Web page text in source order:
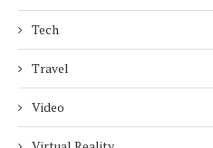
Tech
Travel
Video